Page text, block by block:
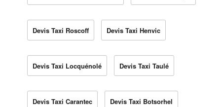
Devis Taxi Roscoff Devis Taxi Henvic
Devis Taxi Locquénolé Devis Taxi Taulé
Devis Taxi Carantec Devis Taxi Botsorhel